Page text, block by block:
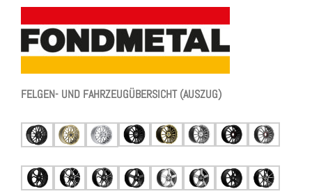
FELGEN- UND FAHRZEUGÜBERSICHT (AUSZUG)